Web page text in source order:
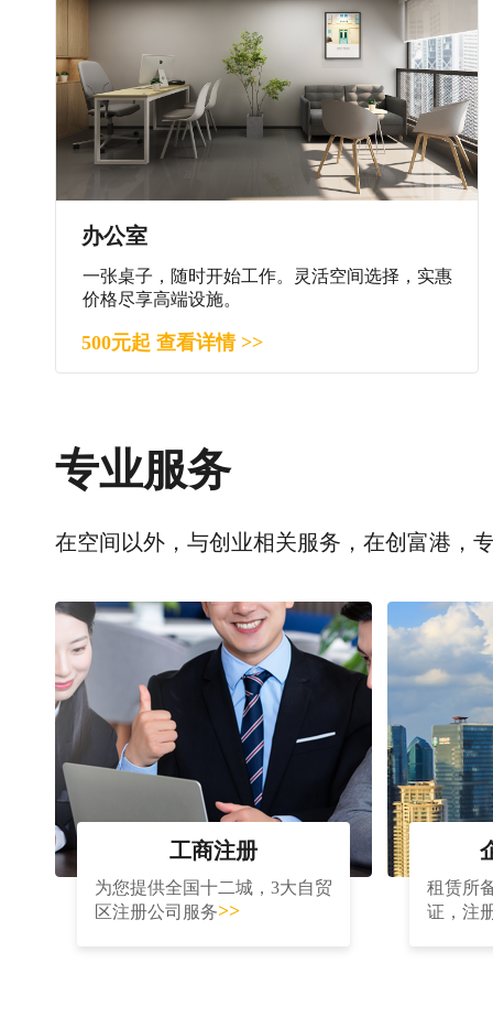
办公室
一张桌子，随时开始工作。灵活空间选择，实惠
价格尽享高端设施。
500元起 查看详情 >>
专业服务
在空间以外，与创业相关服务，在创富港，
工商注册
为您提供全国十二城，3大自贸
区注册公司服务>>
租赁所
证，注